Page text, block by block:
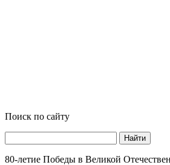
Поиск по сайту
Найти
80-летие Победы в Великой